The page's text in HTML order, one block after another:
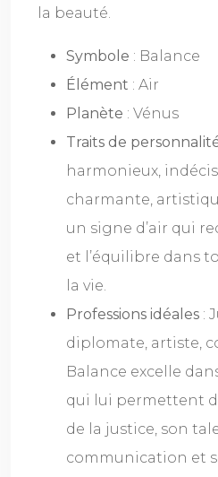
la beauté.
Symbole : Balance
Élément : Air
Planète : Vénus
Traits de
harmonieux,
charmante,
un signe d’air qui
et l’équilibre dans
la vie.
Professions idéales :
diplomate, artiste,
Balance excelle
qui lui permettent
de la justice, son
communication et